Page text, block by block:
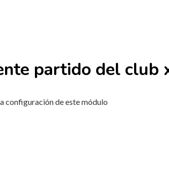
partido del club
configuración de este módulo